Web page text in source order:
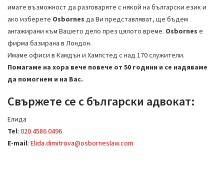
имате възможност да разговаряте с някой на български език и
ако изберете Osbornes да Ви представляват, ще бъдем
ангажирани към Вашето дело през цялото време. Osbornes е
фирма базирана в Лондон.
Имаме офиси в Камдън и Хампстед с над 170 служители.
Помагаме на хора вече повече от 50 години и се надяваме
да помогнем и на Вас.
Свържете се с български адвокат:
Елида
Tel: 020 4586 0496
E-mail: Elida.dimitrova@osborneslaw.com